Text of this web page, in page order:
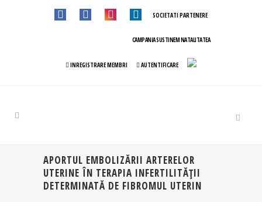
SOCIETATI PARTENERE
CAMPANIA SUSTINEM NATALITATEA
INREGISTRARE MEMBRI AUTENTIFICARE
APORTUL EMBOLIZĂRII ARTERELOR
UTERINE ÎN TERAPIA INFERTILITĂŢII
DETERMINATĂ DE FIBROMUL UTERIN